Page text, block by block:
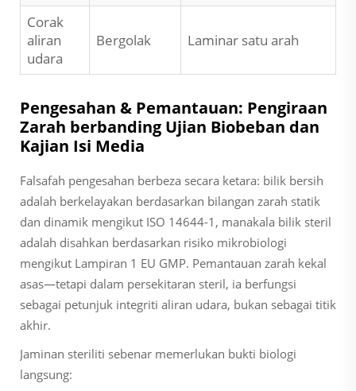
Corak
aliran
udara
Bergolak Laminar satu arah
Pengesahan & Pemantauan: Pengiraan
Zarah berbanding Ujian Biobeban dan
Kajian Isi Media
Falsafah pengesahan berbeza secara ketara: bilik bersih
adalah berkelayakan berdasarkan bilangan zarah statik
dan dinamik mengikut ISO 14644-1, manakala bilik steril
adalah disahkan berdasarkan risiko mikrobiologi
mengikut Lampiran 1 EU GMP. Pemantauan zarah kekal
asas—tetapi dalam persekitaran steril, ia berfungsi
sebagai petunjuk integriti aliran udara, bukan sebagai titik
akhir.
Jaminan steriliti sebenar memerlukan bukti biologi
langsung: